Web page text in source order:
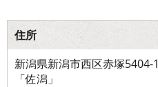
住所
新潟県新潟市西区赤塚
「佐潟」